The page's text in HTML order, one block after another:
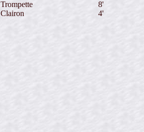
Trompette
8'
Clairon
4'